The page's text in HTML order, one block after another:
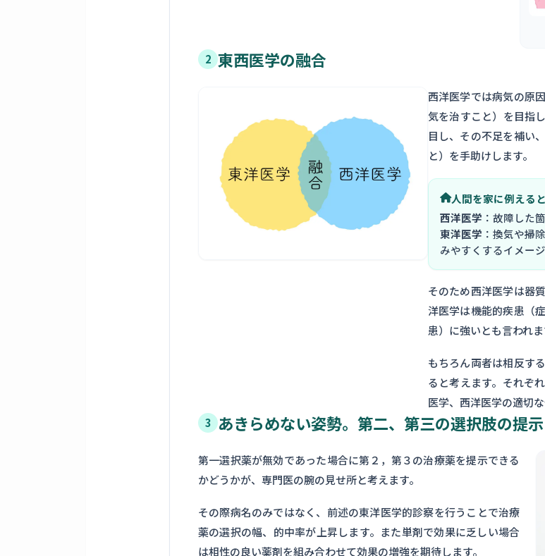
2 東西医学の融合
西洋医学では病気の原
気を治すこと）を目指
目し、その不足を補い
と）を手助けします。
人間を家に例える
西洋医学 ：故障した
東洋医学 ：換気や掃
みやすくするイメージ
そのため西洋医学は器
洋医学は機能的疾患（
患）に強いとも言われま
もちろん両者は相反す
ると考えます。それぞ
医学、西洋医学の適切
3 あきらめない姿勢。第二、第三の選択肢の提示
第一選択薬が無効であった場合に第２，第３の治療薬を提示できる
かどうかが、専門医の腕の見せ所と考えます。
その際病名のみではなく、前述の東洋医学的診察を行うことで治療
薬の選択の幅、的中率が上昇します。また単剤で効果に乏しい場合
は相性の良い薬剤を組み合わせて効果の増強を期待します。